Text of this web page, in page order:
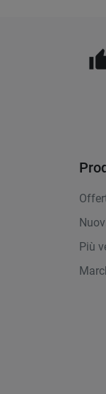
Più